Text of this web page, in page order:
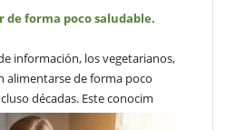
de forma poco saludable.
información, los vegetarianos,
alimentarse de forma poco
décadas. Este conocim